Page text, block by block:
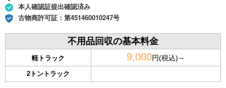
本人確認証提出確認済み
古物商許可証： 第451460010247号
不用品回収の基本料金
軽トラック 9,000円(税込)～
2トントラック